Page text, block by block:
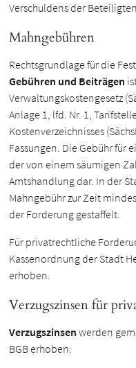
Verschuldens der
Mahngebühren
Rechtsgrundlage für die
Gebühren und Beiträgen
Verwaltungskostengesetz
Anlage 1, lfd. Nr. 1,
Kostenverzeichnisses
Fassungen. Die Gebühr für
der von einem säumigen
Amtshandlung dar. In der
Mahngebühr zur Zeit
der Forderung gestaffelt.
Für privatrechtliche
Kassenordnung der Stadt
erhoben.
Verzugszinsen für
Verzugszinsen werden
BGB erhoben: